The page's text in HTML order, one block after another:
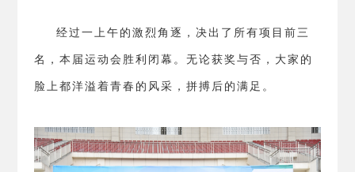
经过一上午的激烈角逐，决出了所有项目前三
名，本届运动会胜利闭幕。无论获奖与否，大家的
脸上都洋溢着青春的风采，拼搏后的满足。